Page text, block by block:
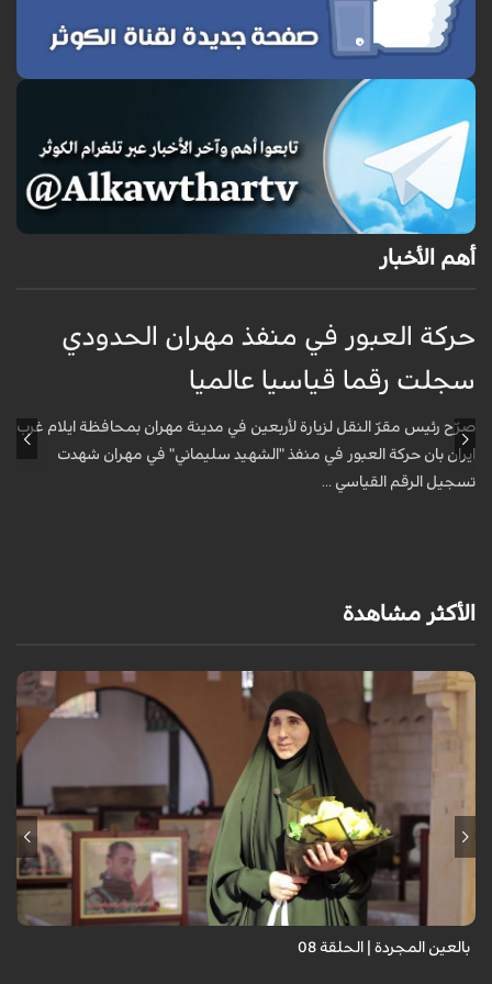
أهم الأخبار
حركة العبور في منفذ مهران الحدودي
سجلت رقما قياسيا عالميا
صرّح رئيس مقرّ النقل لزيارة لأربعين في مدينة مهران بمحافظة ايلام غرب
ايران بان حركة العبور في منفذ "الشهيد سليماني" في مهران شهدت
تسجيل الرقم القياسي ...
الأكثر مشاهدة
برنامج "بالعين المجردة" هو توثيق إنسانيٌّ شجاعٌ للحياة تحت وطأة الحرب،
حيث نستمع فيه إلى شهاداتٍ حيّةٍ لأشخاص عايشوا التفجيرات والدمار، فنرى
بعيونهم ت...
بالعين المجردة | الحلقة 08